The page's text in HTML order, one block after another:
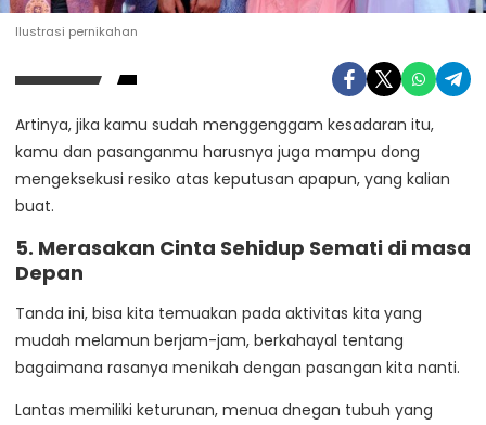
Ilustrasi pernikahan
Artinya, jika kamu sudah menggenggam kesadaran itu,
kamu dan pasanganmu harusnya juga mampu dong
mengeksekusi resiko atas keputusan apapun, yang kalian
buat.
5. Merasakan Cinta Sehidup Semati di masa
Depan
Tanda ini, bisa kita temuakan pada aktivitas kita yang
mudah melamun berjam-jam, berkahayal tentang
bagaimana rasanya menikah dengan pasangan kita nanti.
Lantas memiliki keturunan, menua dnegan tubuh yang